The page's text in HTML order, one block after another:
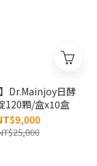
】Dr.Mainjoy日酵
120顆/盒x10盒